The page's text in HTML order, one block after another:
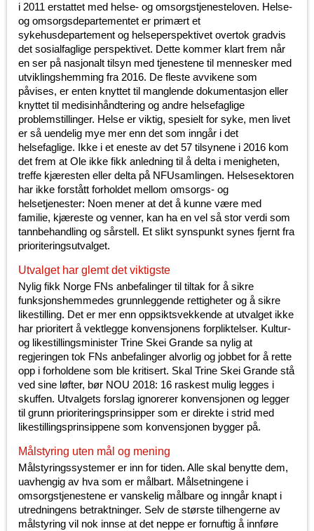
i 2011 erstattet med helse- og omsorgstjenesteloven. Helse-
og omsorgsdepartementet er primært et
sykehusdepartement og helseperspektivet overtok gradvis
det sosialfaglige perspektivet. Dette kommer klart frem når
en ser på nasjonalt tilsyn med tjenestene til mennesker med
utviklingshemming fra 2016. De fleste avvikene som
påvises, er enten knyttet til manglende dokumentasjon eller
knyttet til medisinhåndtering og andre helsefaglige
problemstillinger. Helse er viktig, spesielt for syke, men livet
er så uendelig mye mer enn det som inngår i det
helsefaglige. Ikke i et eneste av det 57 tilsynene i 2016 kom
det frem at Ole ikke fikk anledning til å delta i menigheten,
treffe kjæresten eller delta på NFUsamlingen. Helsesektoren
har ikke forstått forholdet mellom omsorgs- og
helsetjenester: Noen mener at det å kunne være med
familie, kjæreste og venner, kan ha en vel så stor verdi som
tannbehandling og sårstell. Et slikt synspunkt synes fjernt fra
prioriteringsutvalget.
Utvalget har glemt det viktigste
Nylig fikk Norge FNs anbefalinger til tiltak for å sikre
funksjonshemmedes grunnleggende rettigheter og å sikre
likestilling. Det er mer enn oppsiktsvekkende at utvalget ikke
har prioritert å vektlegge konvensjonens forpliktelser. Kultur-
og likestillingsminister Trine Skei Grande sa nylig at
regjeringen tok FNs anbefalinger alvorlig og jobbet for å rette
opp i forholdene som ble kritisert. Skal Trine Skei Grande stå
ved sine løfter, bør NOU 2018: 16 raskest mulig legges i
skuffen. Utvalgets forslag ignorerer konvensjonen og legger
til grunn prioriteringsprinsipper som er direkte i strid med
likestillingsprinsippene som konvensjonen bygger på.
Målstyring uten mål og mening
Målstyringssystemer er inn for tiden. Alle skal benytte dem,
uavhengig av hva som er målbart. Målsetningene i
omsorgstjenestene er vanskelig målbare og inngår knapt i
utredningens betraktninger. Selv de største tilhengerne av
målstyring vil nok innse at det neppe er fornuftig å innføre